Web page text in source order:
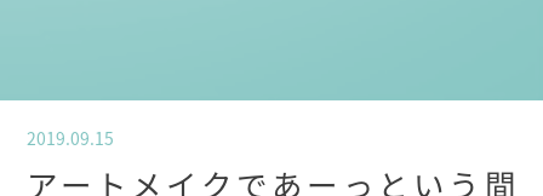
2019.09.15
アートメイクであーっという間